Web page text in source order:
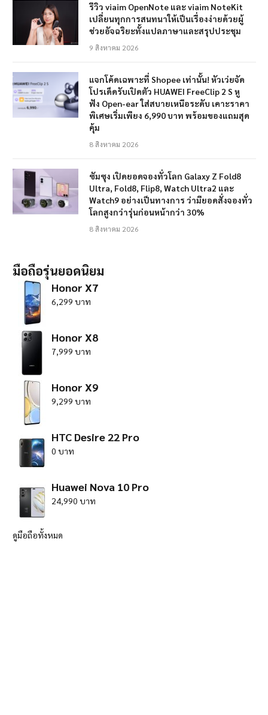
รีวิว viaim OpenNote และ viaim NoteKit
เปลี่ยนทุกการสนทนาให้เป็นเรื่องง่ายด้วยผู้
ช่วยอัจฉริยะทั้งแปลภาษาและสรุปประชุม
9 สิงหาคม 2026
แจกโค้ดเฉพาะที่ Shopee เท่านั้น! หัวเว่ยจัด
โปรเด็ดรับเปิดตัว HUAWEI FreeClip 2 S หู
ฟัง Open-ear ใส่สบายเหนือระดับ เคาะราคา
พิเศษเริ่มเพียง 6,990 บาท พร้อมของแถมสุด
คุ้ม
8 สิงหาคม 2026
ซัมซุง เปิดยอดจองทั่วโลก Galaxy Z Fold8
Ultra, Fold8, Flip8, Watch Ultra2 และ
Watch9 อย่างเป็นทางการ ว่ามียอดสั่งจองทั่ว
โลกสูงกว่ารุ่นก่อนหน้ากว่า 30%
8 สิงหาคม 2026
มือถือรุ่นยอดนิยม
Honor X7
6,299 บาท
Honor X8
7,999 บาท
Honor X9
9,299 บาท
HTC Desire 22 Pro
0 บาท
Huawei Nova 10 Pro
24,990 บาท
ดูมือถือทั้งหมด